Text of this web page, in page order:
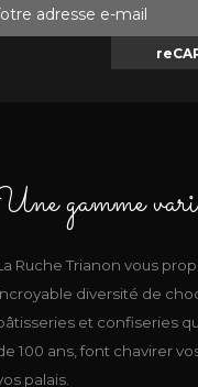
gamme
Ruche Trianon vous
diversité de
et confiseries
100 ans, font chavirer
palais.